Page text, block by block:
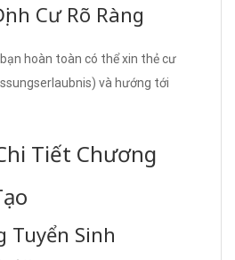
Cư Rõ Ràng
hoàn toàn có thể xin thẻ cư
và hướng tới
Tiết Chương
Tuyển Sinh